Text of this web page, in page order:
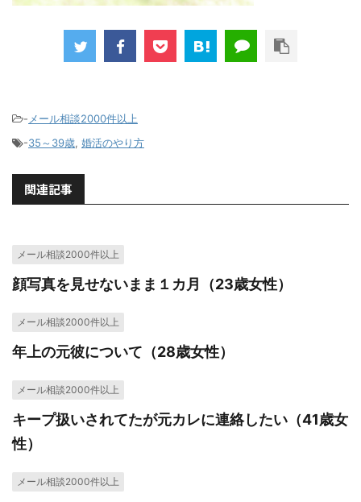
- メール相談2000件以上
-35～39歳, 婚活のやり方
関連記事
メール相談2000件以上
顔写真を見せないまま１カ月（23歳女性）
メール相談2000件以上
年上の元彼について（28歳女性）
メール相談2000件以上
キープ扱いされてたが元カレに連絡したい（41歳女
性）
メール相談2000件以上